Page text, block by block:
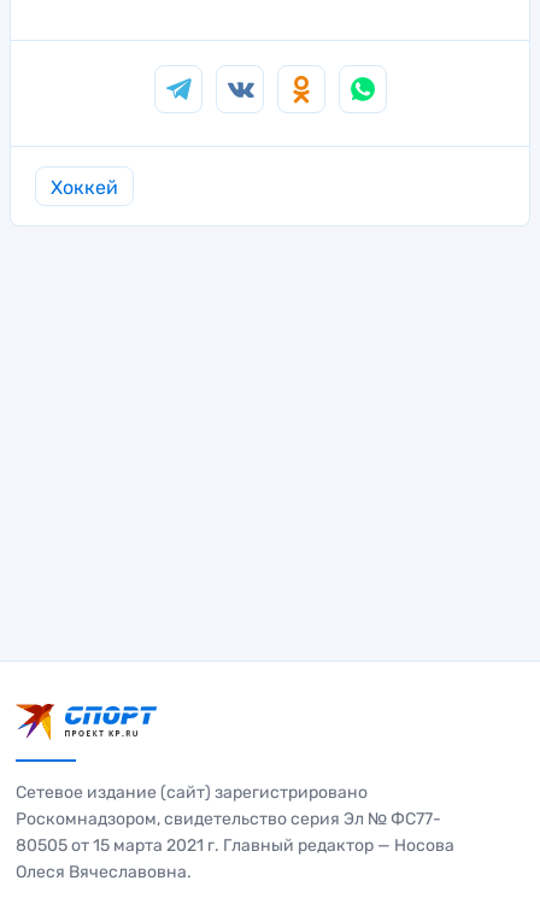
Хоккей
Сетевое издание (сайт) зарегистрировано
Роскомнадзором, свидетельство серия Эл № ФС77-
80505 от 15 марта 2021 г. Главный редактор — Носова
Олеся Вячеславовна.